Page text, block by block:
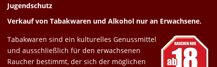
Jugendschutz
Verkauf von Tabakwaren und Alkohol nur an Erwachsene.
Tabakwaren sind ein kulturelles Genussmittel
und ausschließlich für den erwachsenen
Raucher bestimmt, der sich der möglichen